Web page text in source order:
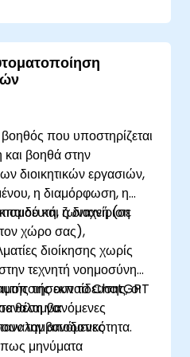
από AI.
διοικητικό
και περιλήψεις.
με εργαλεία
να αυτοματοποιούν
εργασίας.
που υποστηρίζεται
βοηθά στην
διοικητικών εργασιών,
η διαμόρφωση, η
και η διαχείριση
ζωντανή (σε
χώρο σας),
διοίκησης χωρίς
τεχνητή νοημοσύνη
το ChatGPT
την αποδοτικότητα.
της εκπαίδευσης, οι
θέση να:
μηνύματα